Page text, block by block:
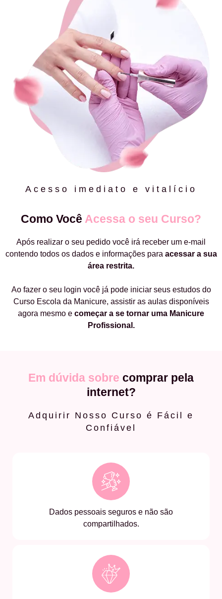
Acesso imediato e vitalício
Como Você Acessa o seu Curso?
Após realizar o seu pedido você irá receber um e-mail
contendo todos os dados e informações para acessar a sua
área restrita.
Ao fazer o seu login você já pode iniciar seus estudos do
Curso Escola da Manicure, assistir as aulas disponíveis
agora mesmo e começar a se tornar uma Manicure
Profissional.
Em dúvida sobre comprar pela
internet?
Adquirir Nosso Curso é Fácil e
Confiável
Dados pessoais seguros e não são
compartilhados.